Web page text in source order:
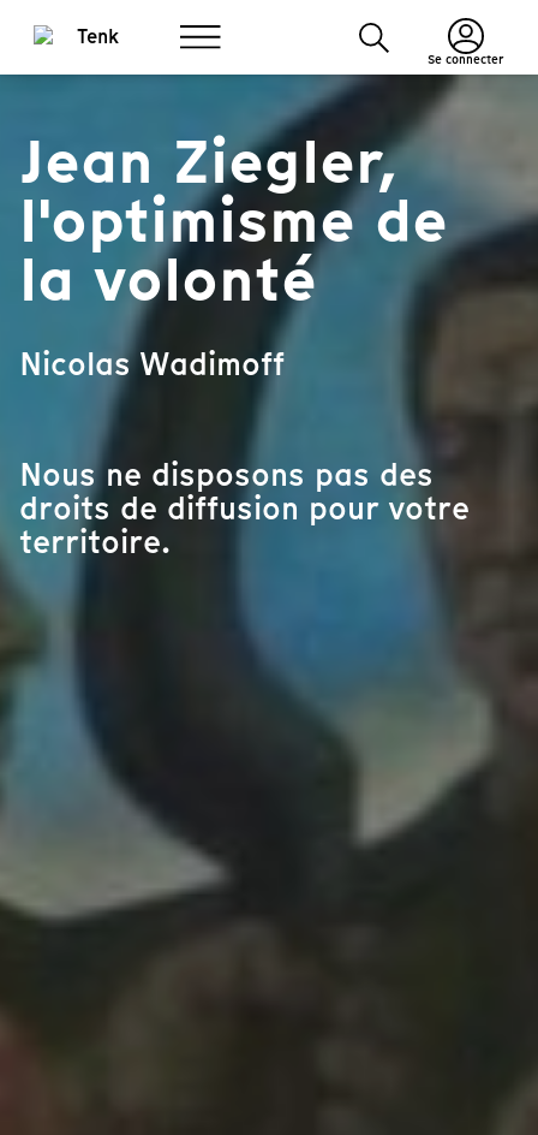
Se connecter
Jean Ziegler,
l'optimisme de
la volonté
Nicolas Wadimoff
Nous ne disposons pas des
droits de diffusion pour votre
territoire.